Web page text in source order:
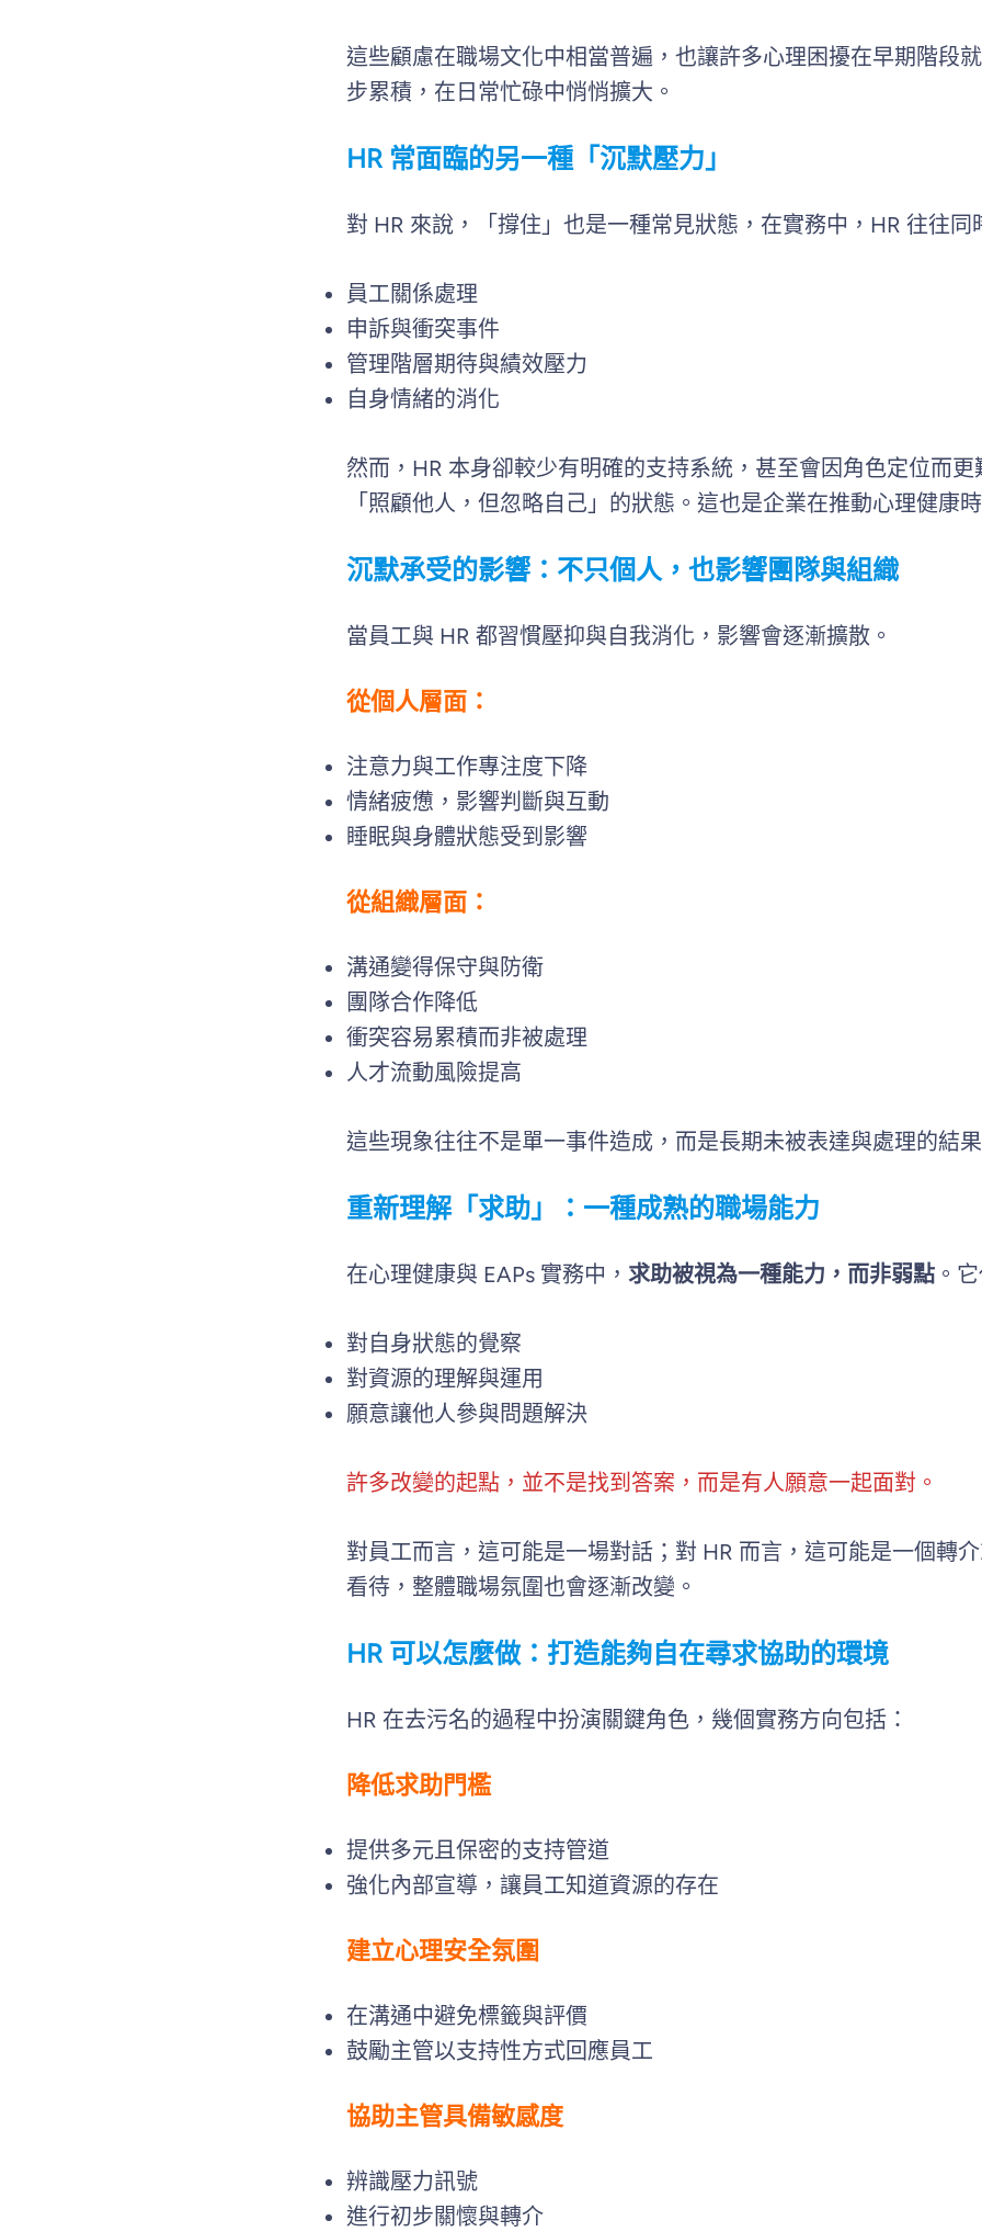
這些顧慮在職場文化中相當普遍，也讓許多心理困擾在早期階段
步累積，在日常忙碌中悄悄擴大。
HR 常面臨的另一種「沉默壓力」
對 HR 來說，「撐住」也是一種常見狀態，在實務中，HR 往往同
員工關係處理
申訴與衝突事件
管理階層期待與績效壓力
自身情緒的消化
然而，HR 本身卻較少有明確的支持系統，甚至會因角色定位而
「照顧他人，但忽略自己」的狀態。這也是企業在推動心理健康
沉默承受的影響：不只個人，也影響團隊與組織
當員工與 HR 都習慣壓抑與自我消化，影響會逐漸擴散。
從個人層面：
注意力與工作專注度下降
情緒疲憊，影響判斷與互動
睡眠與身體狀態受到影響
從組織層面：
溝通變得保守與防衛
團隊合作降低
衝突容易累積而非被處理
人才流動風險提高
這些現象往往不是單一事件造成，而是長期未被表達與處理的結
重新理解「求助」：一種成熟的職場能力
在心理健康與 EAPs 實務中， 求助被視為一種能力，而非弱點。
對自身狀態的覺察
對資源的理解與運用
願意讓他人參與問題解決
許多改變的起點，並不是找到答案，而是有人願意一起面對。
對員工而言，這可能是一場對話；對 HR 而言，這可能是一個轉
看待，整體職場氛圍也會逐漸改變。
HR 可以怎麼做：打造能夠自在尋求協助的環境
HR 在去污名的過程中扮演關鍵角色，幾個實務方向包括：
降低求助門檻
提供多元且保密的支持管道
強化內部宣導，讓員工知道資源的存在
建立心理安全氛圍
在溝通中避免標籤與評價
鼓勵主管以支持性方式回應員工
協助主管具備敏感度
辨識壓力訊號
進行初步關懷與轉介